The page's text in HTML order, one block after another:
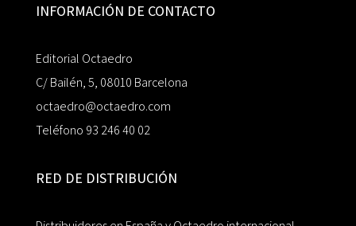
INFORMACIÓN DE CONTACTO
Editorial Octaedro
C/ Bailén, 5, 08010 Barcelona
octaedro@octaedro.com
Teléfono 93 246 40 02
RED DE DISTRIBUCIÓN